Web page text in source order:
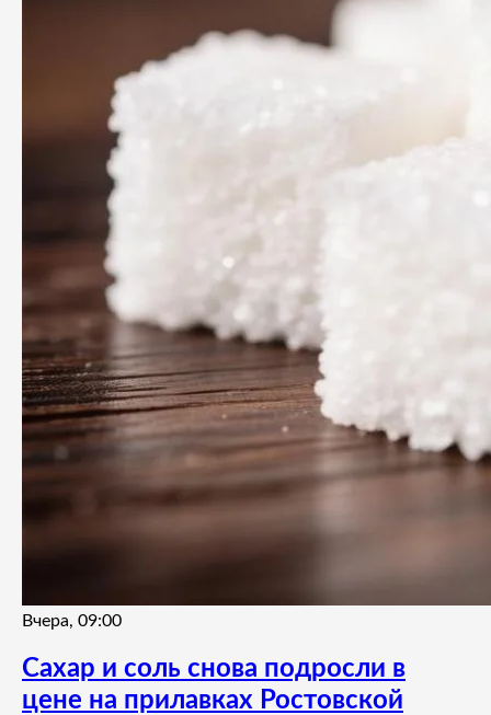
Вчера, 09:00
Сахар и соль снова подросли в
цене на прилавках Ростовской